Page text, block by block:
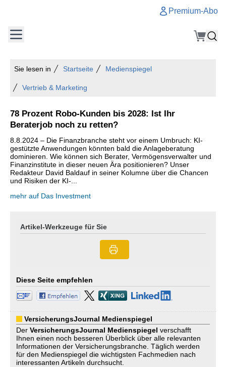
Premium-Abo
Sie lesen in Startseite Medienspiegel
Vertrieb & Marketing
78 Prozent Robo-Kunden bis 2028: Ist Ihr
Beraterjob noch zu retten?
8.8.2024 – Die Finanzbranche steht vor einem Umbruch: KI-
gestützte Anwendungen könnten bald die Anlageberatung
dominieren. Wie können sich Berater, Vermögensverwalter und
Finanzinstitute in dieser neuen Ära positionieren? Unser
Redakteur David Baldauf in seiner Kolumne über die Chancen
und Risiken der KI-...
mehr auf Das Investment
Artikel-Werkzeuge für Sie
Diese Seite empfehlen
VersicherungsJournal Medienspiegel
Der VersicherungsJournal Medienspiegel verschafft
Ihnen einen noch besseren Überblick über alle relevanten
Informationen der Versicherungsbranche. Täglich werden
für den Medienspiegel die wichtigsten Fachmedien nach
interessanten Artikeln durchsucht.